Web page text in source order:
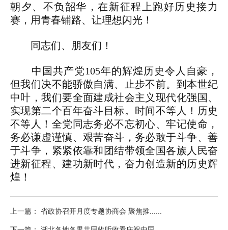
朝夕、不负韶华，在新征程上跑好历史接力
赛，用青春铺路、让理想闪光！
同志们、朋友们！
中国共产党105年的辉煌历史令人自豪，
但我们决不能骄傲自满、止步不前。到本世纪
中叶，我们要全面建成社会主义现代化强国、
实现第二个百年奋斗目标。时间不等人！历史
不等人！全党同志务必不忘初心、牢记使命，
务必谦虚谨慎、艰苦奋斗，务必敢于斗争、善
于斗争，紧紧依靠和团结带领全国各族人民奋
进新征程、建功新时代，奋力创造新的历史辉
煌！
上一篇： 省政协召开月度专题协商会 聚焦推......